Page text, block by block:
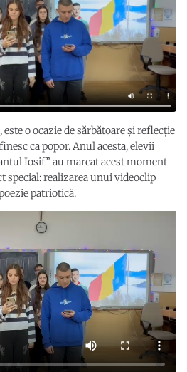
o ocazie de sărbătoare și reflecție
ca popor. Anul acesta, elevii
Iosif” au marcat acest moment
realizarea unui videoclip
patriotică.